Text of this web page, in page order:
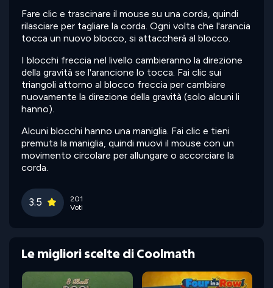
Fare clic e trascinare il mouse su una corda, quindi
rilasciare per tagliare la corda. Ogni volta che l'arancia
tocca un nuovo blocco, si attaccherà al blocco.
I blocchi freccia nel livello cambieranno la direzione
della gravità se l'arancione lo tocca. Fai clic sui
triangoli attorno al blocco freccia per cambiare
nuovamente la direzione della gravità (solo alcuni li
hanno).
Alcuni blocchi hanno una maniglia. Fai clic e tieni
premuta la maniglia, quindi muovi il mouse con un
movimento circolare per allungare o accorciare la
corda.
3.5
201
Voti
Le migliori scelte di Coolmath